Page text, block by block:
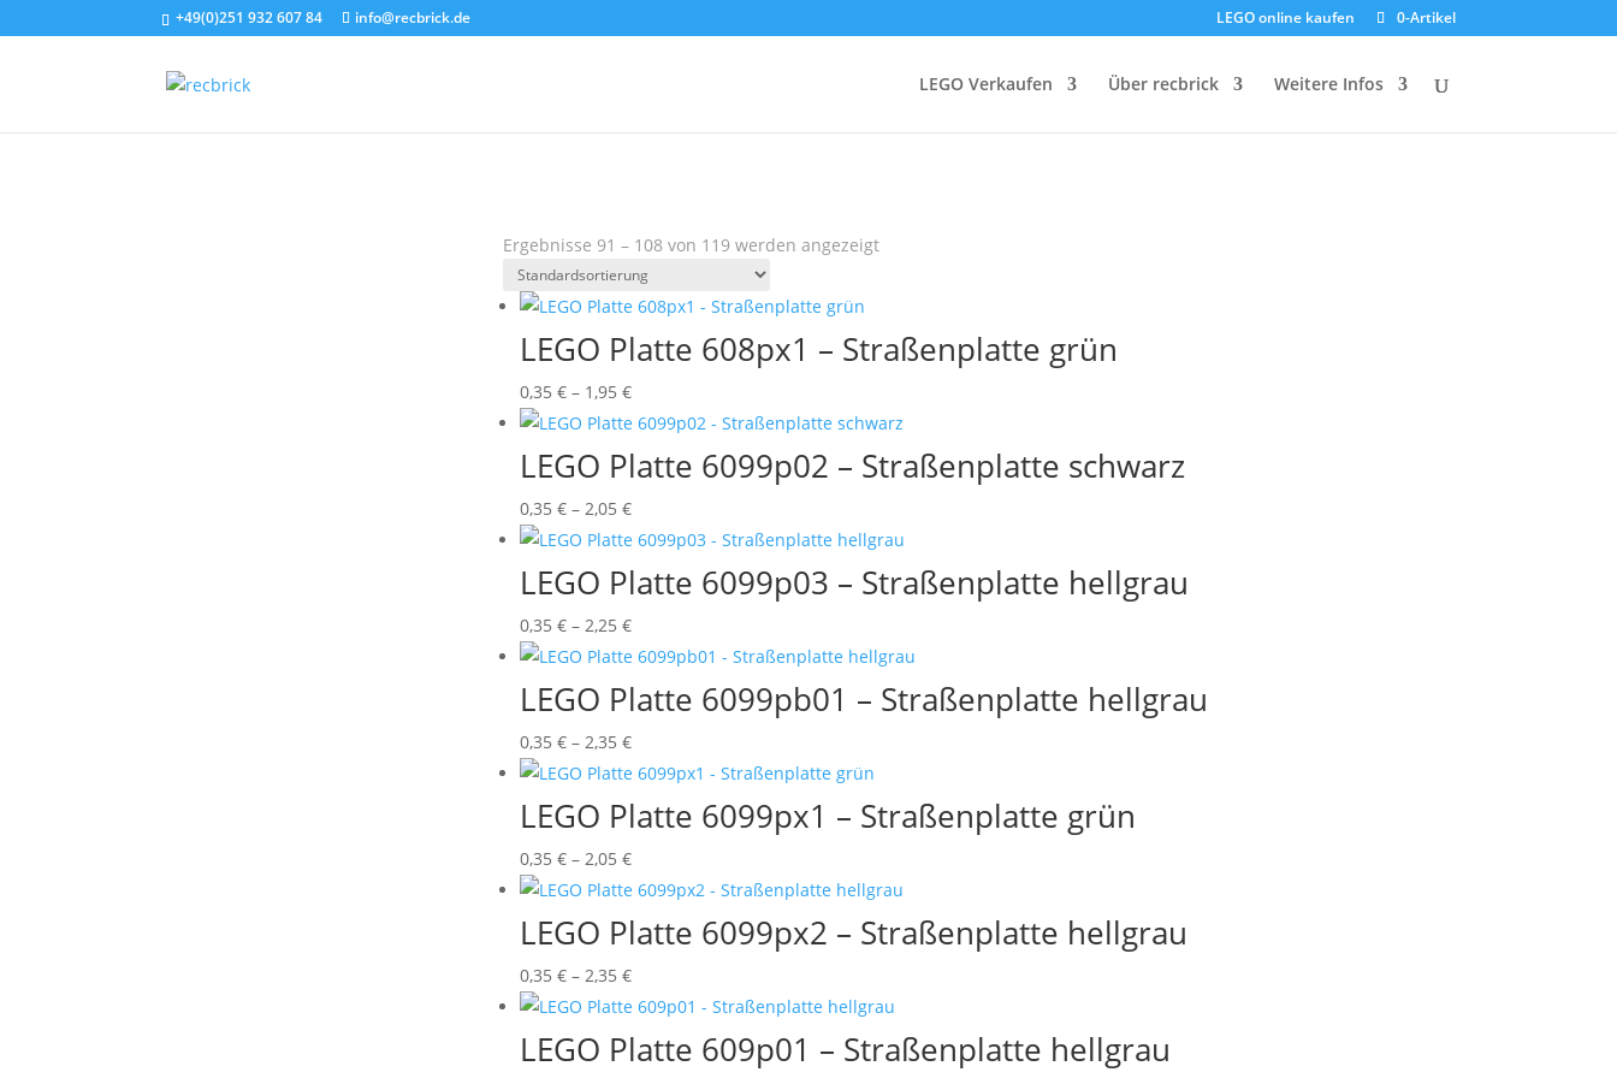
+49(0)251 932 607 84 info@recbrick.de LEGO online kaufen 0-Artikel
LEGO Verkaufen Über recbrick Weitere Infos
Ergebnisse 91 – 108 von 119 werden angezeigt
LEGO Platte 608px1 – Straßenplatte grün
0,35 € – 1,95 €Preisspanne:
0,35 €
bis
1,95 €
LEGO Platte 6099p02 – Straßenplatte schwarz
0,35 € – 2,05 €Preisspanne:
0,35 €
bis
2,05 €
LEGO Platte 6099p03 – Straßenplatte hellgrau
0,35 € – 2,25 €Preisspanne:
0,35 €
bis
2,25 €
LEGO Platte 6099pb01 – Straßenplatte hellgrau
0,35 € – 2,35 €Preisspanne:
0,35 €
bis
2,35 €
LEGO Platte 6099px1 – Straßenplatte grün
0,35 € – 2,05 €Preisspanne:
0,35 €
bis
2,05 €
LEGO Platte 6099px2 – Straßenplatte hellgrau
0,35 € – 2,35 €Preisspanne:
0,35 €
bis
2,35 €
LEGO Platte 609p01 – Straßenplatte hellgrau